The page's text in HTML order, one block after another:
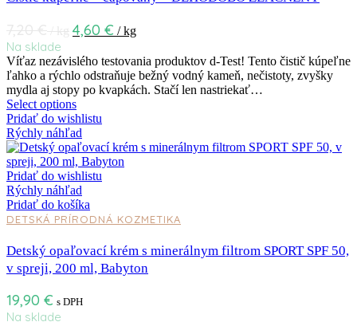
4,60 € / kg
Na sklade
Víťaz nezávislého testovania produktov d-Test! Tento čistič kúpeľne
ľahko a rýchlo odstraňuje bežný vodný kameň, nečistoty, zvyšky
mydla aj stopy po kvapkách. Stačí len nastriekať…
Select options
Pridať do wishlistu
Rýchly náhľad
Pridať do wishlistu
Rýchly náhľad
Pridať do košíka
DETSKÁ PRÍRODNÁ KOZMETIKA
Detský opaľovací krém s minerálnym filtrom SPORT SPF 50,
v spreji, 200 ml, Babyton
19,90 € s DPH
Na sklade